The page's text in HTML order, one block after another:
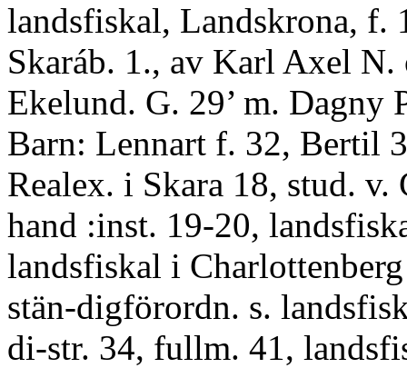
landsfiskal, Landskrona, f.
Skaráb. 1., av Karl Axel N.
Ekelund. G. 29’ m. Dagny
Barn: Lennart f. 32, Bertil
Realex. i Skara 18, stud. v.
hand :inst. 19-20,
landsfiskal i
stän-digförordn. s.
di-str. 34, fullm. 41,